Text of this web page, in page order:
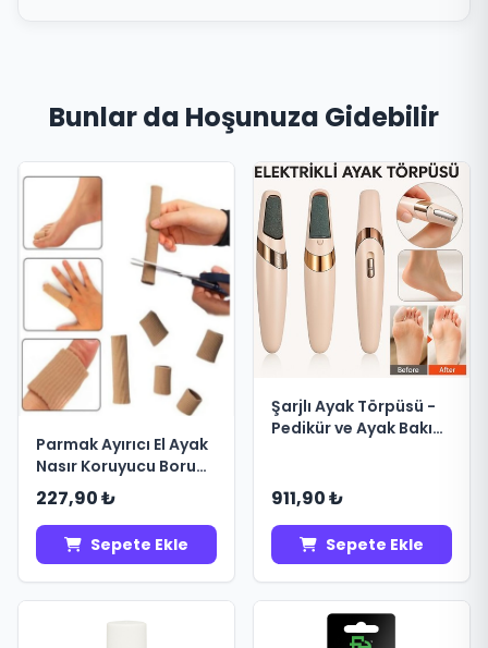
Bunlar da Hoşunuza Gidebilir
Parmak Ayırıcı El Ayak
Nasır Koruyucu Boru
Kumaş Batık Tırnak
227,90 ₺
Sepete Ekle
Şarjlı Ayak Törpüsü -
Pedikür ve Ayak Bakım
911,90 ₺
Sepete Ekle